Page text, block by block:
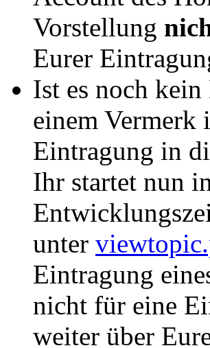
Vorstellung
Eurer
Ist es noch
einem
Eintragung in
Ihr startet nun
unter
Eintragung
nicht für eine
weiter über